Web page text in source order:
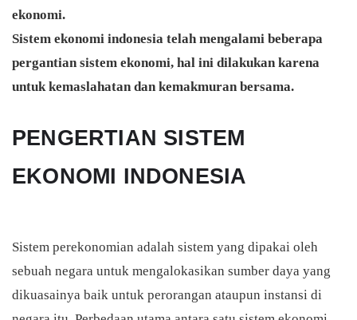
ekonomi.
Sistem ekonomi indonesia telah mengalami beberapa
pergantian sistem ekonomi, hal ini dilakukan karena
untuk kemaslahatan dan kemakmuran bersama.
PENGERTIAN SISTEM
EKONOMI INDONESIA
Sistem perekonomian adalah sistem yang dipakai oleh
sebuah negara untuk mengalokasikan sumber daya yang
dikuasainya baik untuk perorangan ataupun instansi di